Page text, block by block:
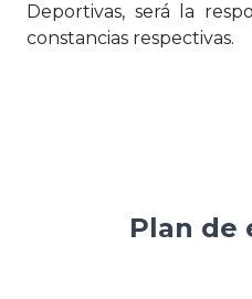
Deportivas, será la
constancias respectivas.
Plan de